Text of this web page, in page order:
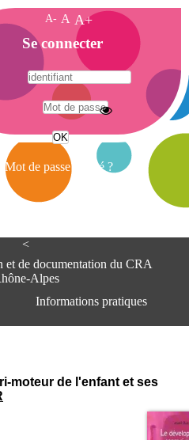
<
et de documentation du CRA
Alpes
Informations pratiques
Centre Hospitalier le Vinatier
bât 211
moteur de l'enfant et ses
A- A A+
Se connecter
Mot de passe oublié ?